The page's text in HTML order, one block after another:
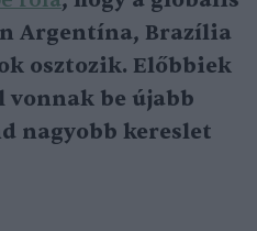
Argentína, Brazília
osztozik. Előbbiek
vonnak be újabb
nagyobb kereslet